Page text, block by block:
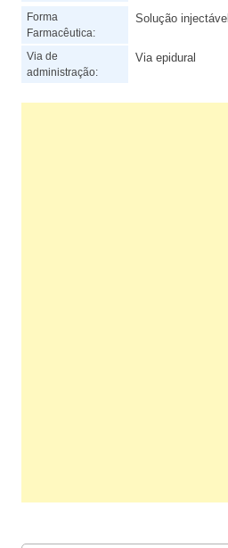
Forma
Farmacêutica:
Solução injectável
Via de
administração:
Via epidural